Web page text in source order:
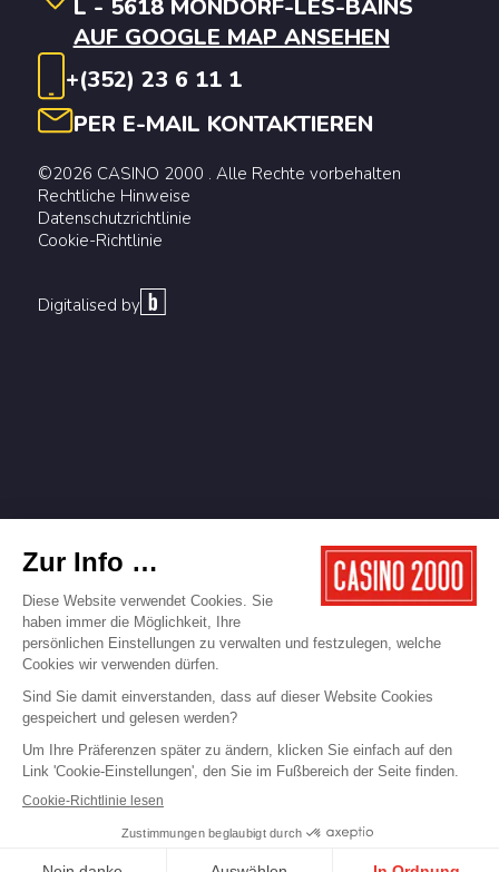
L - 5618 MONDORF-LES-BAINS
AUF GOOGLE MAP ANSEHEN
+(352) 23 6 11 1
PER E-MAIL KONTAKTIEREN
©2026 CASINO 2000 . Alle Rechte vorbehalten
Rechtliche Hinweise
Datenschutzrichtlinie
Cookie-Richtlinie
Digitalised by